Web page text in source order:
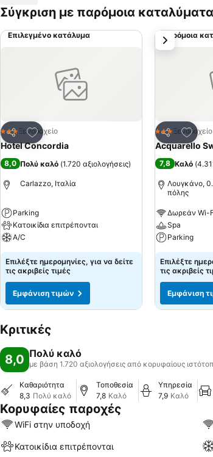
Σύγκριση με παρόμοια καταλύματα
Επιλεγμένο κατάλυμα
Κοινοποίηση
Προσθήκη στα αγαπημένα
3 ΑστέριαΞενοδοχείο
Hotel Concordia
8,0 Πολύ καλό (1.720 αξιολογήσεις)
Carlazzo, Ιταλία
Parking
Κατοικίδια επιτρέπονται
A/C
Επιλέξτε ημερομηνίες, για να δείτε
τις ακριβείς τιμές
Εμφάνιση τιμών
Παρόμοια
Κοινοποίηση
3 ΑστέριαΞενοδοχείο
Acquarello
7,8 Καλό (
Λουγκάνο,
πόλης
Δωρεάν Wi-
Spa
Parking
Επιλέξτε
τις ακριβείς
Εμφάνιση
επόμενο
Κριτικές
8,0 Πολύ καλό
με βάση 1.720 αξιολογήσεις από κορυφαίους
Καθαριότητα
8,3 Πολύ καλό
Τοποθεσία
7,8 Καλό
Υπηρεσία
7,9 Καλό
Κορυφαίες παροχές
WiFi στην υποδοχή
Κατοικίδια επιτρέπονται